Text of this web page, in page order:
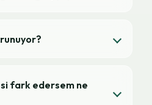
fark edersem ne